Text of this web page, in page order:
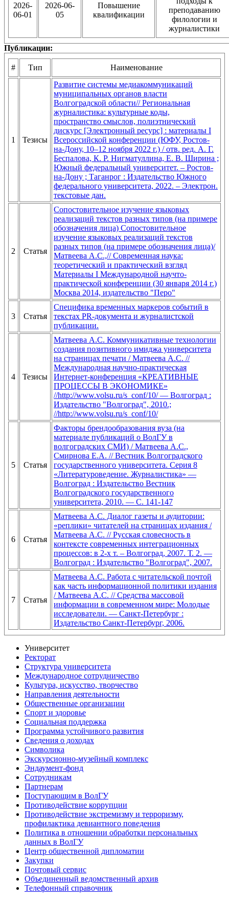
2026-
06-01
2026-06-
05
Повышение
квалификации
преподаванию
филологии и
журналистики
Публикации:
# Тип Наименование
1 Тезисы
Развитие системы медиакоммуникаций
муниципальных органов власти
Волгоградской области// Региональная
журналистика: культурные коды,
пространство смыслов, полиэтнический
дискурс [Электронный ресурс] : материалы I
Всероссийской конференции (ЮФУ, Ростов-
на-Дону, 10–12 ноября 2022 г.) / отв. ред. А. Г.
Беспалова, К. Р. Нигматуллина, Е. В. Ширина ;
Южный федеральный университет. – Ростов-
на-Дону ; Таганрог : Издательство Южного
федерального университета, 2022. – Электрон.
текстовые дан.
2 Статья
Сопостовительное изучение языковых
реализаций текстов разных типов (на примере
обозначения лица) Сопостовительное
изучение языковых реализаций текстов
разных типов (на примере обозначения лица)/
Матвеева А.С.,// Современная наука:
теоретический и практический взгляд
Материалы I Международной научто-
практической конференции (30 января 2014 г.)
Москва 2014, издательство "Перо"
3 Статья
Специфика временных маркеров событий в
текстах PR-документа и журналистской
публикации.
4 Тезисы
Матвеева А.С. Коммуникативные технологии
создания позитивного имиджа университета
на страницах печати / Матвеева А.С. //
Международная научно-практическая
Интернет-конференция «КРЕАТИВНЫЕ
ПРОЦЕССЫ В ЭКОНОМИКЕ»
//http://www.volsu.ru/s_conf/10/ — Волгоград :
Издательство "Волгоград", 2010.;
//http://www.volsu.ru/s_conf/10/
5 Статья
Факторы брендообразования вуза (на
материале публикаций о ВолГУ в
волгоградских СМИ) / Матвеева А.С.,
Смирнова Е.А. // Вестник Волгоградского
государственного университета. Серия 8
«Литературоведение. Журналистика» —
Волгоград : Издательство Вестник
Волгоградского государственного
университета, 2010. — С. 141-147
6 Статья
Матвеева А.С. Диалог газеты и аудитории:
«реплики» читателей на страницах издания /
Матвеева А.С. // Русская словесность в
контексте современных интеграционных
процессов: в 2-х т. – Волгоград, 2007. Т. 2. —
Волгоград : Издательство "Волгоград", 2007.
7 Статья
Матвеева А.С. Работа с читательской почтой
как часть информационной политики издания
/ Матвеева А.С. // Средства массовой
информации в современном мире: Молодые
исследователи. — Санкт-Петербург :
Издательство Санкт-Петербург, 2006.
Университет
Ректорат
Структура университета
Международное сотрудничество
Культура, искусство, творчество
Направления деятельности
Общественные организации
Спорт и здоровье
Социальная поддержка
Программа устойчивого развития
Сведения о доходах
Символика
Экскурсионно-музейный комплекс
Эндаумент-фонд
Сотрудникам
Партнерам
Поступающим в ВолГУ
Противодействие коррупции
Противодействие экстремизму и терроризму,
профилактика девиантного поведения
Политика в отношении обработки персональных
данных в ВолГУ
Центр общественной дипломатии
Закупки
Почтовый сервис
Объединенный ведомственный архив
Телефонный справочник